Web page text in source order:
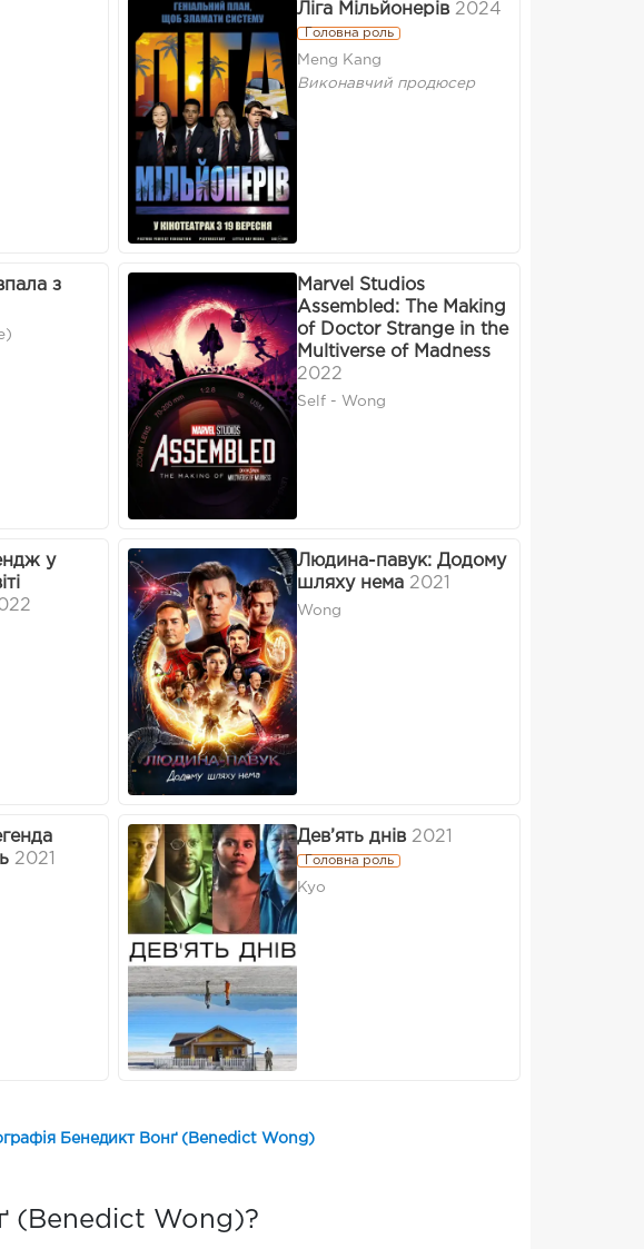
Ліга Мільйонерів 2024
Головна роль
Meng Kang
Виконавчий продюсер
з
Marvel Studios
Assembled: The Making
of Doctor Strange in the
Multiverse of Madness
2022
Self - Wong
у
Людина-павук: Додому
шляху нема 2021
Wong
2021
Дев’ять днів 2021
Головна роль
Kyo
Бенедикт Вонґ (Benedict Wong)
(Benedict Wong)?